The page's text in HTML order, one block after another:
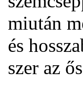
miután
és
szer az